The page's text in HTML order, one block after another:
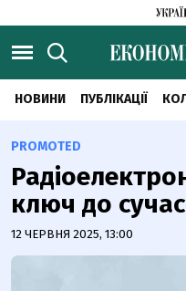
НОВИНИ ПУБЛІКАЦІЇ
PROMOTED
ключ до
12 ЧЕРВНЯ 2025, 13:00